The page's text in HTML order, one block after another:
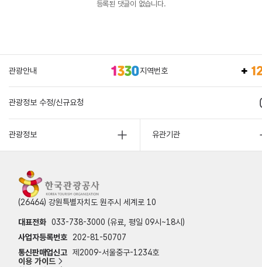
등록된 댓글이 없습니다.
관광안내 지역번호
관광정보 수정/신규요청
관광정보 유관기관
(26464) 강원특별자치도 원주시 세계로 10
대표전화 033-738-3000 (유료, 평일 09시~18시)
사업자등록번호
202-81-50707
통신판매업신고 제2009-서울중구-1234호
이용 가이드